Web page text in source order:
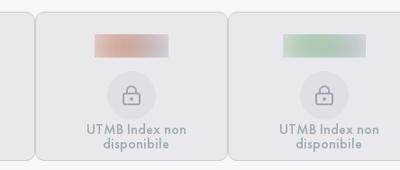
UTMB Index non
disponibile
UTMB Index non
disponibile